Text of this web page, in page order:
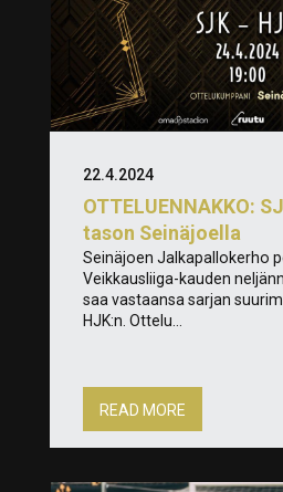
OTTELUENNAKKO:
tason Seinäjoella
22.4.2024
Seinäjoen Jalkapallokerho
Veikkausliiga-kauden
saa vastaansa sarjan
HJK:n. Ottelu...
READ MORE